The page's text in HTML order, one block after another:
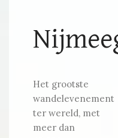
Het grootste
wandelevenement
ter wereld, met
meer dan
op de 3e
dinsdag van juli.
Voor al die
wandelaars,
het Nijmeegse
Gladiolen
voetenbadje
ontwikkeld. Dé
je winkel! De
oplage is
beperkt en
uitsluitend bij